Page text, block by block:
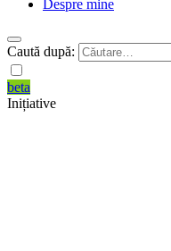
Despre mine
Caută după:
beta
Inițiative